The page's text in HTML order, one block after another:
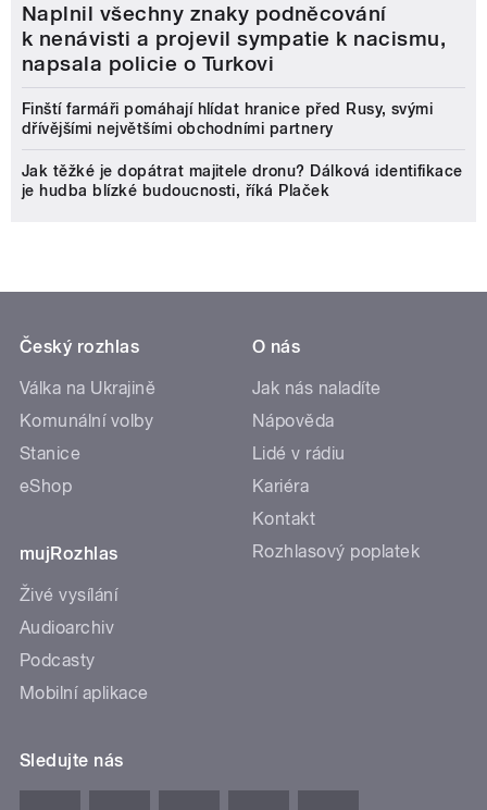
Naplnil všechny znaky podněcování
k nenávisti a projevil sympatie k nacismu,
napsala policie o Turkovi
Finští farmáři pomáhají hlídat hranice před Rusy, svými
dřívějšími největšími obchodními partnery
Jak těžké je dopátrat majitele dronu? Dálková identifikace
je hudba blízké budoucnosti, říká Plaček
Český rozhlas
Válka na Ukrajině
Komunální volby
Stanice
eShop
mujRozhlas
Živé vysílání
Audioarchiv
Podcasty
Mobilní aplikace
O nás
Jak nás naladíte
Nápověda
Lidé v rádiu
Kariéra
Kontakt
Rozhlasový poplatek
Sledujte nás